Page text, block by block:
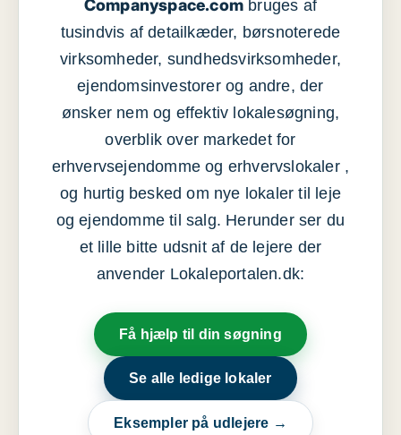
Companyspace.com bruges af
tusindvis af detailkæder, børsnoterede
virksomheder, sundhedsvirksomheder,
ejendomsinvestorer og andre, der
ønsker nem og effektiv lokalesøgning,
overblik over markedet for
erhvervsejendomme og erhvervslokaler ,
og hurtig besked om nye lokaler til leje
og ejendomme til salg. Herunder ser du
et lille bitte udsnit af de lejere der
anvender Lokaleportalen.dk:
Få hjælp til din søgning
Se alle ledige lokaler
Eksempler på udlejere →